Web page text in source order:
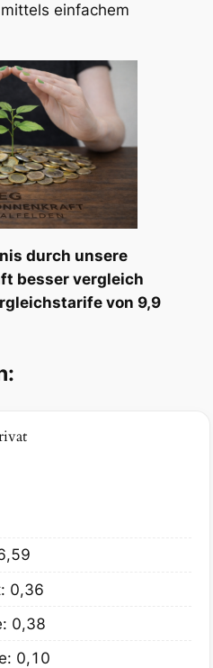
einfachem
durch unsere
besser vergleich
von 9,9
0,36
0,38
0,10